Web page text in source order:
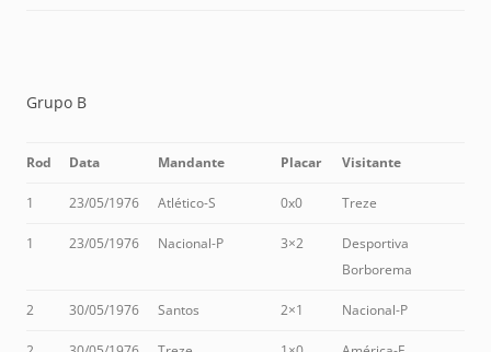
Grupo B
Rod Data Mandante Placar Visitante
1 23/05/1976 Atlético-S 0x0 Treze
1 23/05/1976 Nacional-P 3×2
Desportiva
Borborema
2 30/05/1976 Santos 2×1 Nacional-P